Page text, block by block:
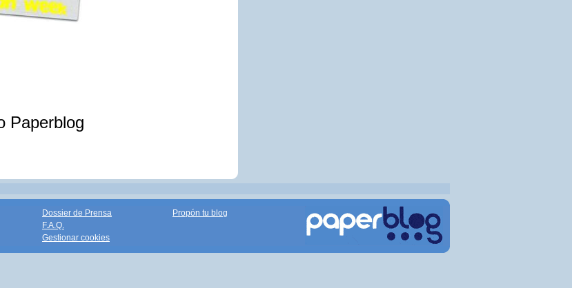
Dossier de Prensa
F.A.Q.
Gestionar cookies
Propón tu blog